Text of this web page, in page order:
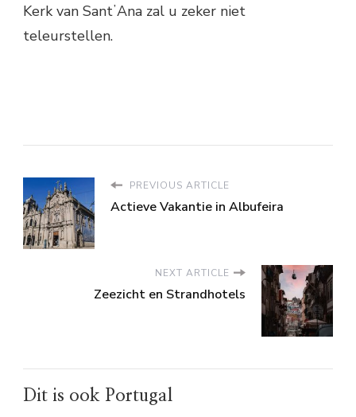
Kerk van SantʼAna zal u zeker niet
teleurstellen.
PREVIOUS ARTICLE
Actieve Vakantie in Albufeira
NEXT ARTICLE
Zeezicht en Strandhotels
Dit is ook Portugal